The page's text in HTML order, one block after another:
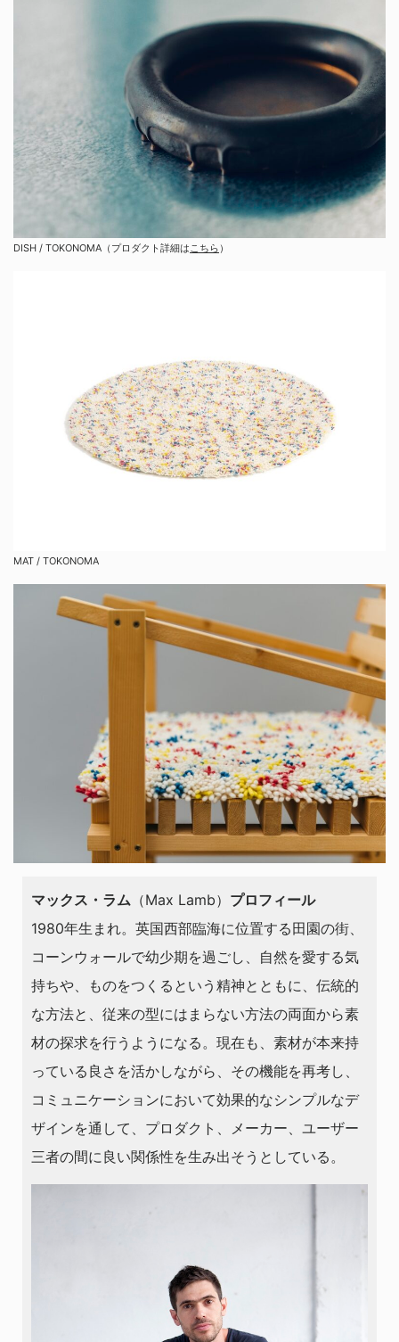
DISH / TOKONOMA（プロダクト詳細はこちら ）
MAT / TOKONOMA
マックス・ラム （Max Lamb） プロフィール
1980年生まれ。英国西部臨海に位置する田園の街、
コーンウォールで幼少期を過ごし、自然を愛する気
持ちや、ものをつくるという精神とともに、伝統的
な方法と、従来の型にはまらない方法の両面から素
材の探求を行うようになる。現在も、素材が本来持
っている良さを活かしながら、その機能を再考し、
コミュニケーションにおいて効果的なシンプルなデ
ザインを通して、プロダクト、メーカー、ユーザー
三者の間に良い関係性を生み出そうとしている。